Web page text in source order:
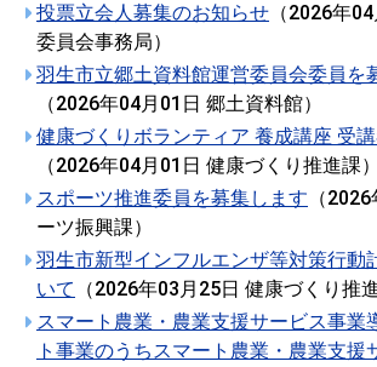
投票立会人募集のお知らせ （2026年
委員会事務局）
羽生市立郷土資料館運営委員会委員を
（2026年04月01日 郷土資料館）
健康づくりボランティア 養成講座 受講
（2026年04月01日 健康づくり推進課）
スポーツ推進委員を募集します （2026
ーツ振興課）
羽生市新型インフルエンザ等対策行動
いて
（2026年03月25日 健康づくり推
スマート農業・農業支援サービス事業
ト事業のうちスマート農業・農業支援